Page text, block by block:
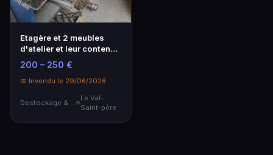
Etagère et 2 meubles
d'atelier et leur contenu
(pièces détac…
200 – 250 €
📅 Invendu le 29/06/2026
Destockage & Invendus
Le Val-
Saint-père